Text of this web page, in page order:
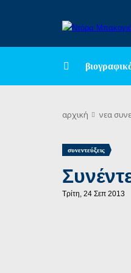
αρχική νεα
συνεντεύξεις
Τρίτη, 24 Σεπ 2013